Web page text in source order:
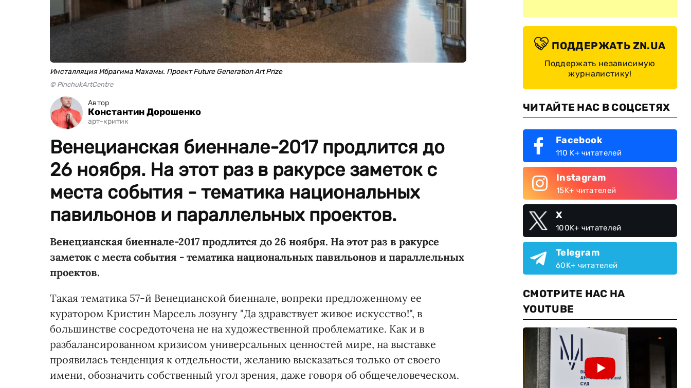
Инсталляция Ибрагима Махамы. Проект Future Generation Art Prize
© PinchukArtCentre
Автор
Константин Дорошенко
арт-критик
Венецианская биеннале-2017 продлится до
26 ноября. На этот раз в ракурсе заметок с
места события - тематика национальных
павильонов и параллельных проектов.
Венецианская биеннале-2017 продлится до 26 ноября. На этот раз в ракурсе
заметок с места события - тематика национальных павильонов и параллельных
проектов.
Такая тематика 57-й Венецианской биеннале, вопреки предложенному ее
куратором Кристин Марсель лозунгу "Да здравствует живое искусство!", в
большинстве сосредоточена не на художественной проблематике. Как и в
разбалансированном кризисом универсальных ценностей мире, на выставке
проявилась тенденция к отдельности, желанию высказаться только от своего
имени, обозначить собственный угол зрения, даже говоря об общечеловеческом.
ПОДДЕРЖАТЬ ZN.UA
Поддержать независимую
журналистику!
ЧИТАЙТЕ НАС В СОЦСЕТЯХ
Facebook
110 K+ читателей
Instagram
15K+ читателей
X
100K+ читателей
Telegram
60K+ читателей
СМОТРИТЕ НАС НА
YOUTUBE